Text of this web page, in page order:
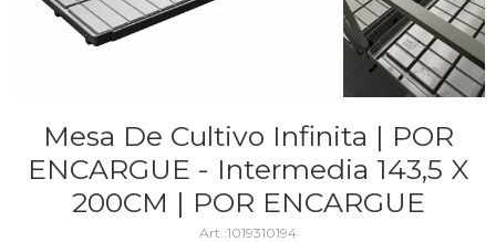
Mesa De Cultivo Infinita | POR
ENCARGUE - Intermedia 143,5 X
200CM | POR ENCARGUE
1019310194